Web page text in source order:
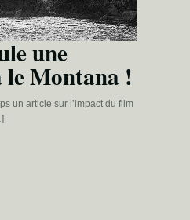
une
Montana !
un article sur l’impact du film